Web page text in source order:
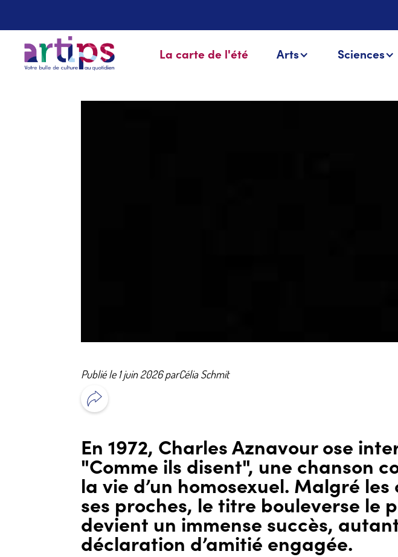
La carte de l'été Arts Sciences
Publié le 1 juin 2026 parCélia Schmit
En 1972, Charles Aznavour ose
"Comme ils disent", une chanson
la vie d’un homosexuel. Malgré
ses proches, le titre bouleverse le
devient un immense succès,
déclaration d’amitié engagée.